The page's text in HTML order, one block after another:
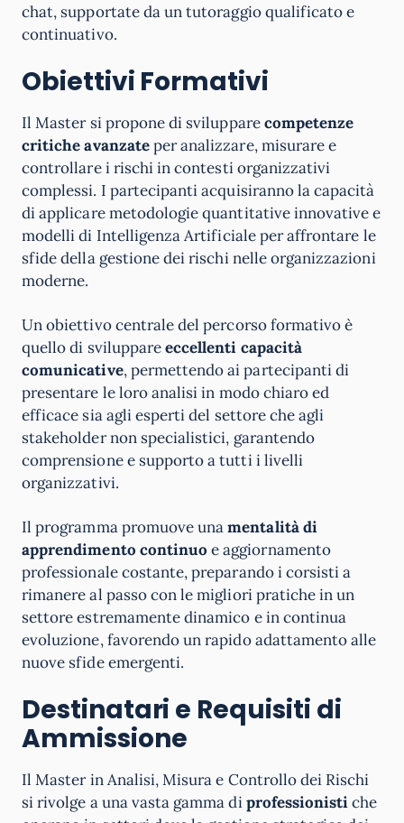
chat, supportate da un tutoraggio qualificato e
continuativo.
Obiettivi Formativi
Il Master si propone di svilupparecompetenze
critiche avanzateper analizzare, misurare e
controllare i rischi in contesti organizzativi
complessi. I partecipanti acquisiranno la capacità
di applicare metodologie quantitative innovative e
modelli di Intelligenza Artificiale per affrontare le
sfide della gestione dei rischi nelle organizzazioni
moderne.
Un obiettivo centrale del percorso formativo è
quello di sviluppareeccellenti capacità
comunicative, permettendo ai partecipanti di
presentare le loro analisi in modo chiaro ed
efficace sia agli esperti del settore che agli
stakeholder non specialistici, garantendo
comprensione e supporto a tutti i livelli
organizzativi.
Il programma promuove unamentalità di
apprendimento continuo e aggiornamento
professionale costante, preparando i corsisti a
rimanere al passo con le migliori pratiche in un
settore estremamente dinamico e in continua
evoluzione, favorendo un rapido adattamento alle
nuove sfide emergenti.
Destinatari e Requisiti di
Ammissione
Il Master in Analisi, Misura e Controllo dei Rischi
si rivolge a una vasta gamma diprofessionistiche